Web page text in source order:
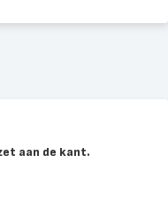
aan de kant.